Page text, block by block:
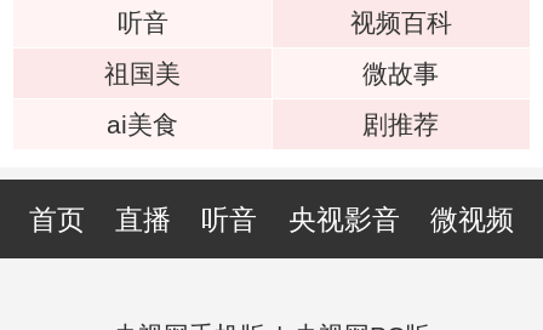
听音
视频百科
祖国美
微故事
ai美食
剧推荐
首页 直播 听音 央视影音 微视频